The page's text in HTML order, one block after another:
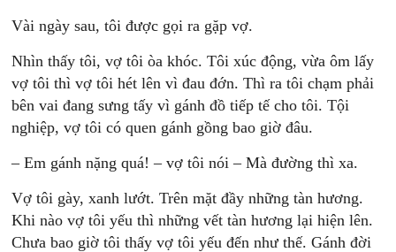
Vài ngày sau, tôi được gọi ra gặp vợ.
Nhìn thấy tôi, vợ tôi òa khóc. Tôi xúc động, vừa ôm lấy
vợ tôi thì vợ tôi hét lên vì đau đớn. Thì ra tôi chạm phải
bên vai đang sưng tấy vì gánh đồ tiếp tế cho tôi. Tội
nghiệp, vợ tôi có quen gánh gồng bao giờ đâu.
– Em gánh nặng quá! – vợ tôi nói – Mà đường thì xa.
Vợ tôi gày, xanh lướt. Trên mặt đầy những tàn hương.
Khi nào vợ tôi yếu thì những vết tàn hương lại hiện lên.
Chưa bao giờ tôi thấy vợ tôi yếu đến như thế. Gánh đời